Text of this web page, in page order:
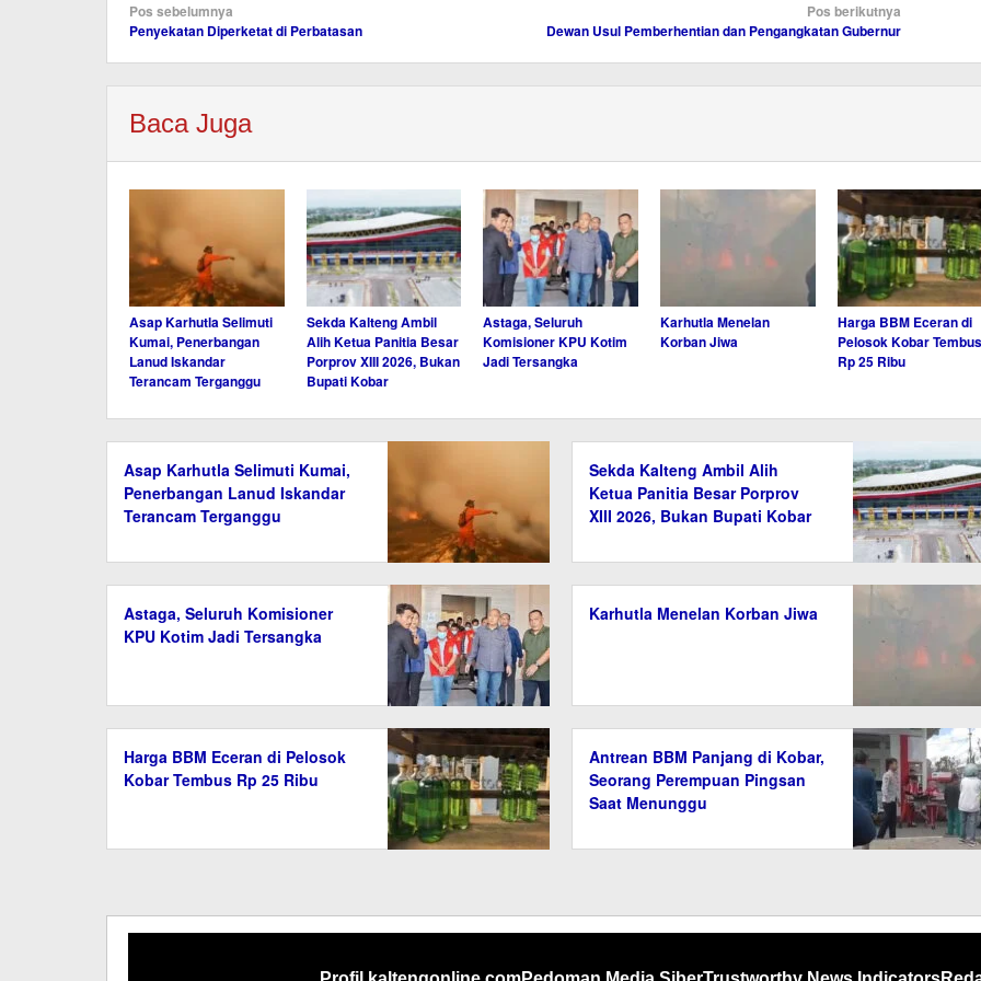
Navigasi
pos
Pos sebelumnya
Penyekatan Diperketat di Perbatasan
Pos berikutnya
Dewan Usul Pemberhentian dan Pengangkatan Gubernur
Baca Juga
Asap Karhutla Selimuti
Kumai, Penerbangan
Lanud Iskandar
Terancam Terganggu
Sekda Kalteng Ambil
Alih Ketua Panitia Besar
Porprov XIII 2026, Bukan
Bupati Kobar
Astaga, Seluruh
Komisioner KPU Kotim
Jadi Tersangka
Karhutla Menelan
Korban Jiwa
Harga BBM Eceran di
Pelosok Kobar Tembus
Rp 25 Ribu
Asap Karhutla Selimuti Kumai,
Penerbangan Lanud Iskandar
Terancam Terganggu
Sekda Kalteng Ambil Alih
Ketua Panitia Besar Porprov
XIII 2026, Bukan Bupati Kobar
Astaga, Seluruh Komisioner
KPU Kotim Jadi Tersangka
Karhutla Menelan Korban Jiwa
Harga BBM Eceran di Pelosok
Kobar Tembus Rp 25 Ribu
Antrean BBM Panjang di Kobar,
Seorang Perempuan Pingsan
Saat Menunggu